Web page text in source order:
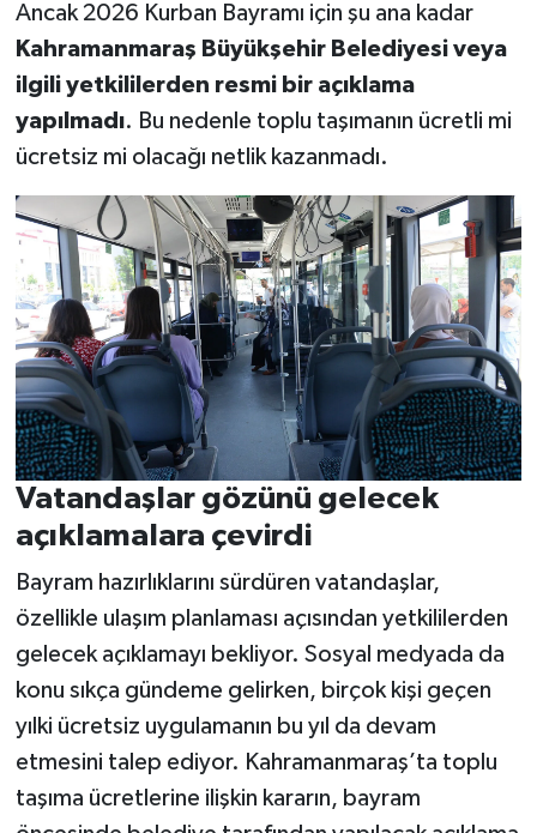
Ancak 2026 Kurban Bayramı için şu ana kadar
Kahramanmaraş Büyükşehir Belediyesi veya
ilgili yetkililerden resmi bir açıklama
yapılmadı. Bu nedenle toplu taşımanın ücretli mi
ücretsiz mi olacağı netlik kazanmadı.
Vatandaşlar gözünü gelecek
açıklamalara çevirdi
Bayram hazırlıklarını sürdüren vatandaşlar,
özellikle ulaşım planlaması açısından yetkililerden
gelecek açıklamayı bekliyor. Sosyal medyada da
konu sıkça gündeme gelirken, birçok kişi geçen
yılki ücretsiz uygulamanın bu yıl da devam
etmesini talep ediyor. Kahramanmaraş’ta toplu
taşıma ücretlerine ilişkin kararın, bayram